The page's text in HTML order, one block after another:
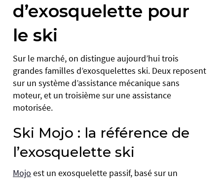
d’exosquelette pour
le ski
Sur le marché, on distingue aujourd’hui trois
grandes familles d’exosquelettes ski. Deux reposent
sur un système d’assistance mécanique sans
moteur, et un troisième sur une assistance
motorisée.
Ski Mojo : la référence de
l’exosquelette ski
Mojo est un exosquelette passif, basé sur un